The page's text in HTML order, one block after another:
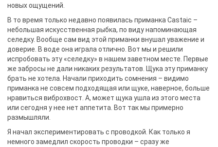
новых ощущений.
В то время только недавно появилась приманка Castaic –
небольшая искусственная рыбка, по виду напоминающая
селедку. Вообще сам вид этой приманки внушал уважение и
доверие. В воде она играла отлично. Вот мы и решили
испробовать эту «селедку» в нашем заветном месте. Первые
же забросы не дали никаких результатов. Щука эту приманку
брать не хотела. Начали приходить сомнения – видимо
приманка не совсем подходящая или щуке, наверное, больше
нравиться виброхвост. А, может щука ушла из этого места
или сегодня у нее нет аппетита. Вот так мы примерно
размышляли.
Я начал экспериментировать с проводкой. Как только я
немного замедлил скорость проводки – сразу же